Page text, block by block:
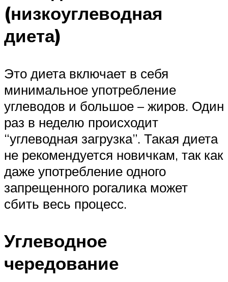
(низкоуглеводная
диета)
Это диета включает в себя
минимальное употребление
углеводов и большое – жиров. Один
раз в неделю происходит
“углеводная загрузка”. Такая диета
не рекомендуется новичкам, так как
даже употребление одного
запрещенного рогалика может
сбить весь процесс.
Углеводное
чередование